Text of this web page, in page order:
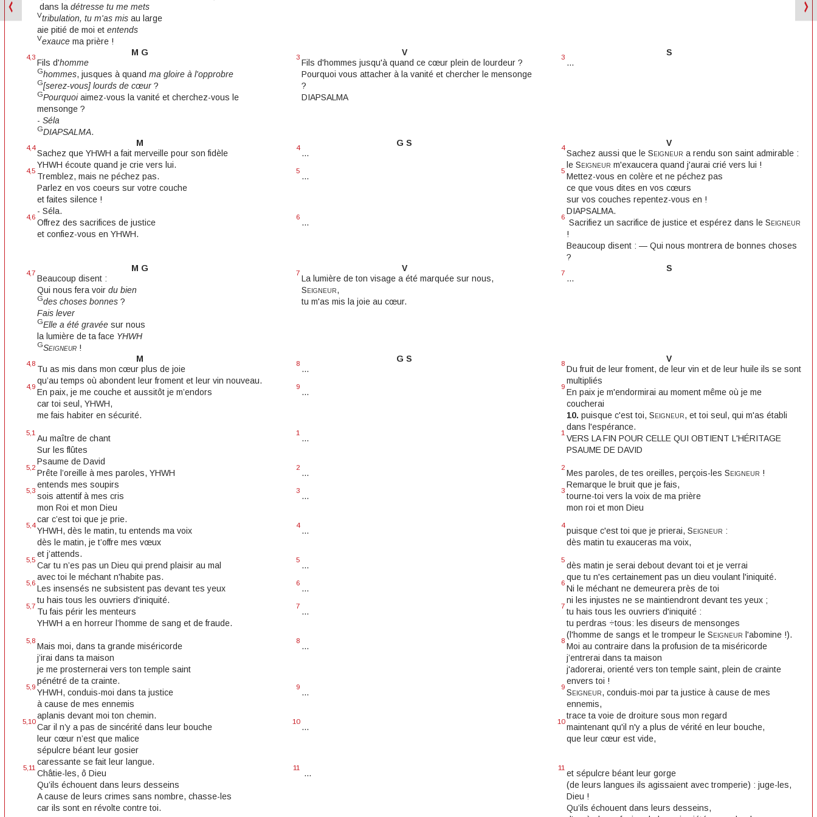
dans la détresse tu me mets
Vtribulation, tu m'as misau large
aie pitié de moi et entends
Vexaucema prière !
M G V S
4,3
Fils d'homme
Ghommes, jusques à quand ma gloire à l'opprobre
G[serez-vous] lourds de cœur?
GPourquoiaimez-vous la vanité et cherchez-vous le
mensonge ?
- Séla
GDIAPSALMA.
3
Fils d'hommes jusqu'à quand ce cœur plein de lourdeur ?
Pourquoi vous attacher à la vanité et chercher le mensonge
?
DIAPSALMA
3
...
M G S V
4,4
Sachez que YHWH a fait merveille pour son fidèle
YHWH écoute quand je crie vers lui.
4
...
4
Sachez aussi que le Seigneur a rendu son saint admirable :
le Seigneur m'exaucera quand j'aurai crié vers lui !
4,5
Tremblez, mais ne péchez pas.
Parlez en vos coeurs sur votre couche
et faites silence !
- Séla.
5
...
5
Mettez-vous en colère et ne péchez pas
ce que vous dites en vos cœurs
sur vos couches repentez-vous en !
DIAPSALMA.
4,6
Offrez des sacrifices de justice
et confiez-vous en YHWH.
6
...
6
Sacrifiez un sacrifice de justice et espérez dans le Seigneur
!
Beaucoup disent : — Qui nous montrera de bonnes choses
?
M G
V S
4,7
Beaucoup disent :
Qui nous fera voir du bien
Gdes choses bonnes?
Fais lever
GElle a été gravéesur nous
la lumière de ta face YHWH
GSeigneur!
7
La lumière de ton visage a été marquée sur nous,
Seigneur,
tu m'as mis la joie au cœur.
7
...
M G S V
4,8
Tu as mis dans mon cœur plus de joie
qu’au temps où abondent leur froment et leur vin nouveau.
8
...
8
Du fruit de leur froment, de leur vin et de leur huile ils se sont
multipliés
4,9
En paix, je me couche et aussitôt je m’endors
car toi seul, YHWH,
me fais habiter en sécurité.
9
...
9
En paix je m'endormirai au moment même où je me
coucherai
10. puisque c'est toi, Seigneur, et toi seul, qui m'as établi
dans l'espérance.
5,1
Au maître de chant
Sur les flûtes
Psaume de David
1
...
1
VERS LA FIN POUR CELLE QUI OBTIENT L'HÉRITAGE
PSAUME DE DAVID
5,2
Prête l’oreille à mes paroles, YHWH
entends mes soupirs
2
...
2
Mes paroles, de tes oreilles, perçois-les Seigneur !
Remarque le bruit que je fais,
5,3
sois attentif à mes cris
mon Roi et mon Dieu
car c’est toi que je prie.
3
...
3
tourne-toi vers la voix de ma prière
mon roi et mon Dieu
5,4
YHWH, dès le matin, tu entends ma voix
dès le matin, je t’offre mes vœux
et j’attends.
4
...
4
puisque c'est toi que je prierai, Seigneur :
dès matin tu exauceras ma voix,
5,5
Car tu n’es pas un Dieu qui prend plaisir au mal
avec toi le méchant n'habite pas.
5
...
5
dès matin je serai debout devant toi et je verrai
que tu n'es certainement pas un dieu voulant l'iniquité.
5,6
Les insensés ne subsistent pas devant tes yeux
tu hais tous les ouvriers d'iniquité.
6
...
6
Ni le méchant ne demeurera près de toi
ni les injustes ne se maintiendront devant tes yeux ;
5,7
Tu fais périr les menteurs
YHWH a en horreur l’homme de sang et de fraude.
7
...
7
tu hais tous les ouvriers d'iniquité :
tu perdras ÷tous: les diseurs de mensonges
(l'homme de sangs et le trompeur le Seigneur l'abomine !).
5,8
Mais moi, dans ta grande miséricorde
j’irai dans ta maison
je me prosternerai vers ton temple saint
pénétré de ta crainte.
8
...
8
Moi au contraire dans la profusion de ta miséricorde
j’entrerai dans ta maison
j'adorerai, orienté vers ton temple saint, plein de crainte
envers toi !
5,9
YHWH, conduis-moi dans ta justice
à cause de mes ennemis
aplanis devant moi ton chemin.
9
...
9
Seigneur, conduis-moi par ta justice à cause de mes
ennemis,
trace ta voie de droiture sous mon regard
5,10
Car il n’y a pas de sincérité dans leur bouche
leur cœur n’est que malice
sépulcre béant leur gosier
caressante se fait leur langue.
10
...
10
maintenant qu'il n'y a plus de vérité en leur bouche,
que leur cœur est vide,
5,11
Châtie-les, ô Dieu
Qu’ils échouent dans leurs desseins
A cause de leurs crimes sans nombre, chasse-les
car ils sont en révolte contre toi.
11
...
11
et sépulcre béant leur gorge
(de leurs langues ils agissaient avec tromperie) : juge-les,
Dieu !
Qu’ils échouent dans leurs desseins,